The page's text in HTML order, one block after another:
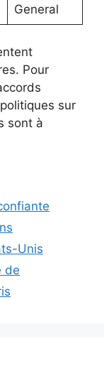
General
Pour
sur
sont à
Unis
de